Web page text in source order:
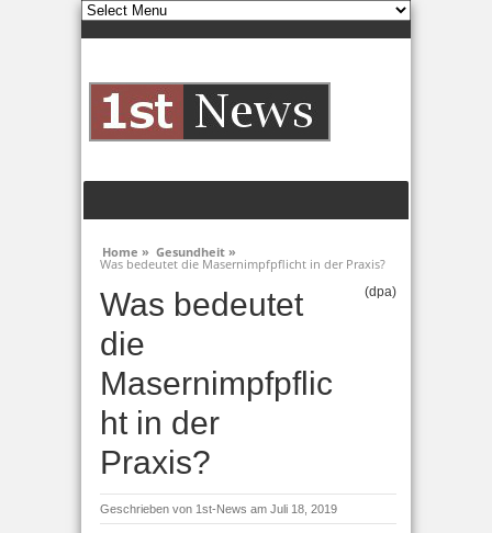
Home » Gesundheit »
Was bedeutet die Masernimpfpflicht in der Praxis?
Was bedeutet
die
Masernimpfpflic
ht in der
Praxis?
(dpa)
Geschrieben von 1st-News am Juli 18, 2019